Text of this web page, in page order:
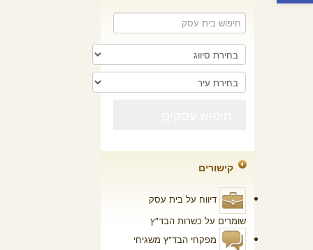
קישורים
דיווח על בית עסק
שומרים על כשרות הבד"ץ
מפקחי הבד"ץ משגיחי